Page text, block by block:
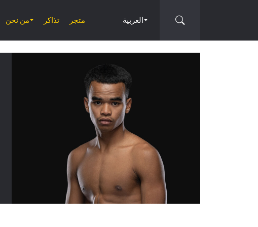
من نحن تذاكر متجر العربية